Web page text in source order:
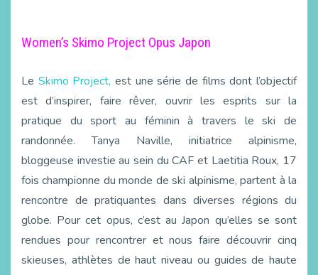
Women’s Skimo Project Opus Japon
Le Skimo Project, est une série de films dont l’objectif
est d’inspirer, faire rêver, ouvrir les esprits sur la
pratique du sport au féminin à travers le ski de
randonnée. Tanya Naville, initiatrice alpinisme,
bloggeuse investie au sein du CAF et Laetitia Roux, 17
fois championne du monde de ski alpinisme, partent à la
rencontre de pratiquantes dans diverses régions du
globe. Pour cet opus, c’est au Japon qu’elles se sont
rendues pour rencontrer et nous faire découvrir cinq
skieuses, athlètes de haut niveau ou guides de haute